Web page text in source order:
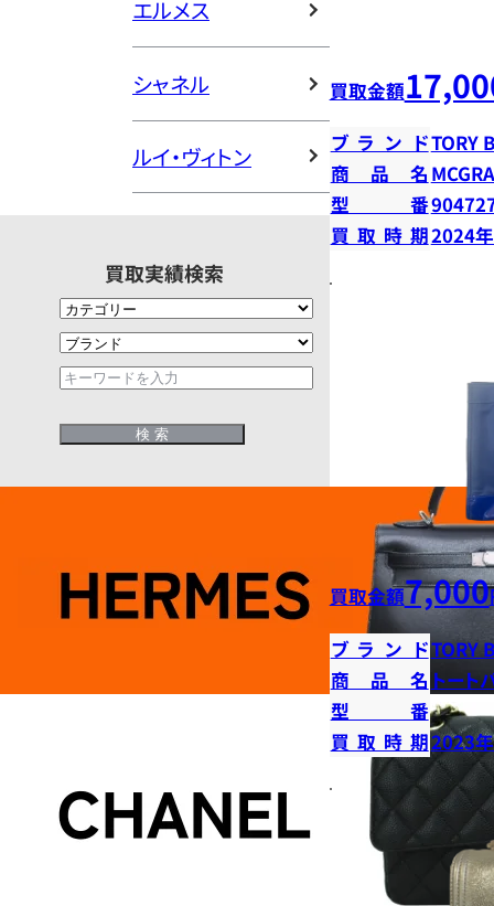
エルメス
シャネル
ルイ・ヴィトン
買取実績検索
買取金額
ブランドTORY
商品名
型番
買取時期2024
買取金額7,000
ブランドTORY
商品名 トート
型番
買取時期2023